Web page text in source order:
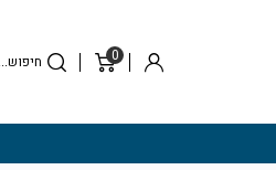
0
סל
התחבר